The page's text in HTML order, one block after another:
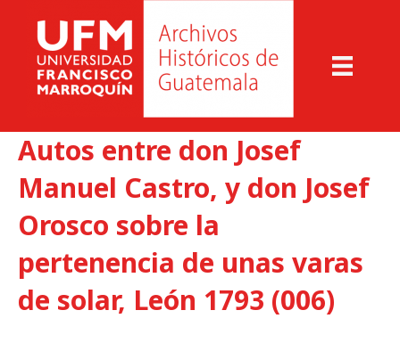
Autos entre don Josef
Manuel Castro, y don Josef
Orosco sobre la
pertenencia de unas varas
de solar, León 1793 (006)